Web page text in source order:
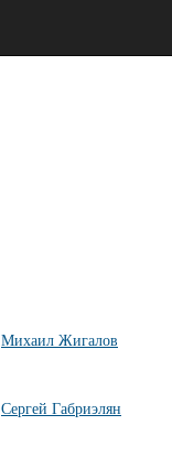
Михаил Жигалов
Сергей Габриэлян